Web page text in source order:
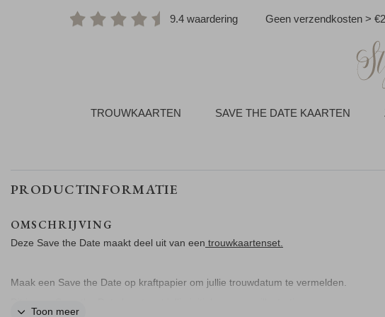
9.4 waardering Geen verzendkosten >
TROUWKAARTEN SAVE THE DATE KAARTEN
PRODUCTINFORMATIE
OMSCHRIJVING
Deze Save the Date maakt deel uit van een trouwkaartenset.
Maak een Save the Date op kraftpapier om jullie trouwdatum te vermelden.
Toon meer